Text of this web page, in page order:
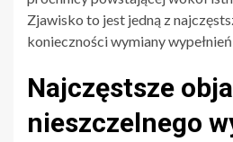
Zjawisko to jest jedną z
konieczności wymiany
Najczęstsze
nieszczelnego